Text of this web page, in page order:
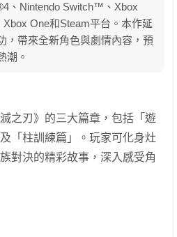
、Nintendo Switch™、Xbox
Xbox One和Steam平台。本作延
，帶來全新角色與劇情內容，預
潮。
之刃》的三大篇章，包括「遊
「柱訓練篇」。玩家可化身灶
對決的精彩故事，深入感受角